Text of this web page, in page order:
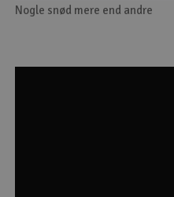
Nogle snød mere end andre